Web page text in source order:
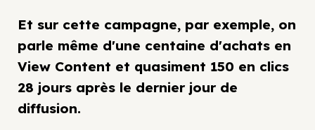
Et sur cette campagne, par exemple, on
parle même d'une centaine d'achats en
View Content et quasiment 150 en clics
28 jours après le dernier jour de
diffusion.